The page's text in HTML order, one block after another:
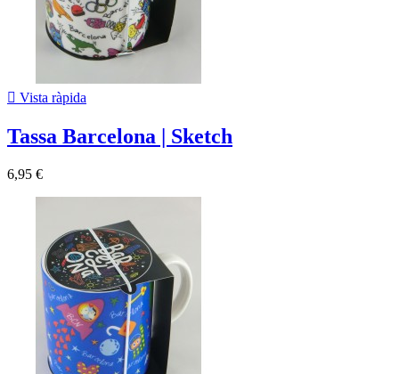
 Vista ràpida
Tassa Barcelona | Sketch
6,95 €